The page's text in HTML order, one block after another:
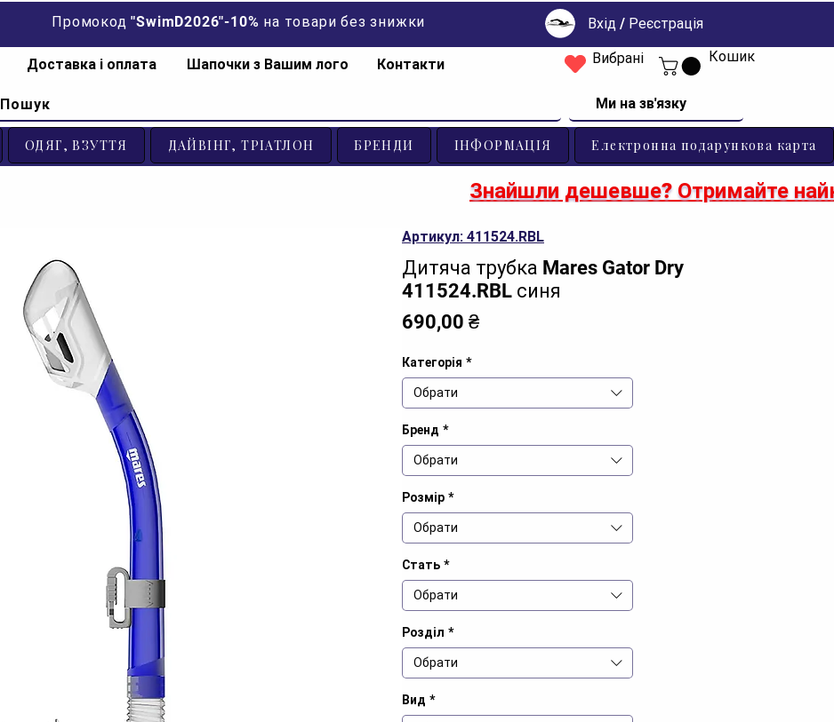
Промокод "SwimD2026"-10% на товари без знижки Вхід / Реєстрація
Доставка і оплата Шапочки з Вашим лого Контакти Вибрані Кошик
Пошук Ми на зв'язку
ОДЯГ, ВЗУТТЯ ДАЙВІНГ, ТРІАТЛОН БРЕНДИ ІНФОРМАЦІЯ Електронна подарункова карта
Артикул: 411524.RBL
Дитяча трубка Mares Gator Dry
411524.RBL синя
690,00 ₴Ціна
Категорія *
Обрати
Бренд *
Обрати
Розмір *
Обрати
Стать *
Обрати
Розділ *
Обрати
Вид *
Знайшли дешевше? Отримайте